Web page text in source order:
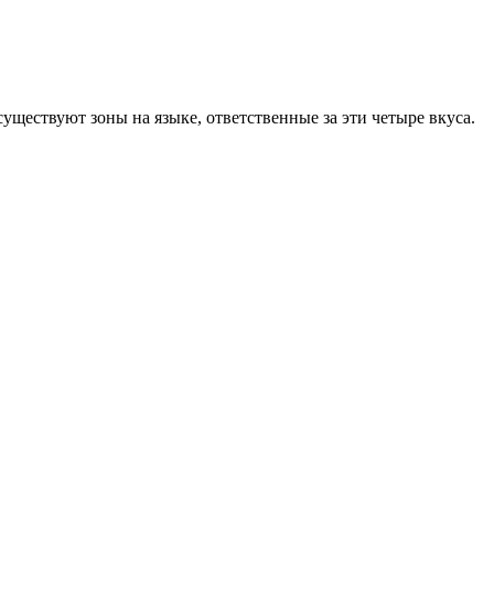
зоны на языке, ответственные за эти четыре вкуса.